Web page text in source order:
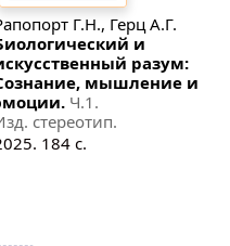
Г.Н., Герц А.Г.
и
разум:
мышление и
Ч.1.
стереотип.
184 с.